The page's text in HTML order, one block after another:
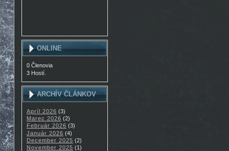
ONLINE
0 Členovia
3 Hostí.
ARCHÍV ČLÁNKOV
Apríl 2026 (3)
Marec 2026 (2)
Február 2026 (3)
Január 2026 (4)
December 2025 (2)
November 2025 (1)